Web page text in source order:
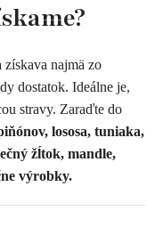
získava najmä zo
dostatok. Ideálne je,
stravy. Zaraďte do
lososa, tuniaka,
žĺtok, mandle,
výrobky.